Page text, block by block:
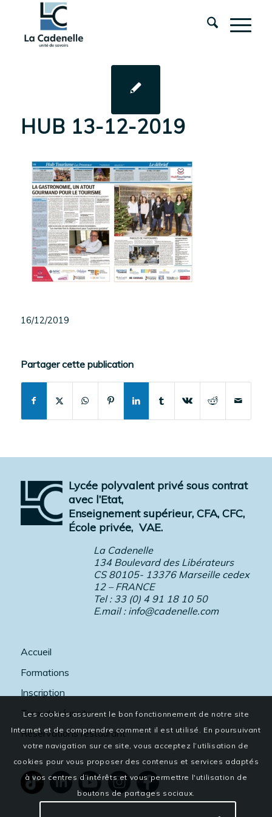
HUB 13-12-2019
16/12/2019
Partager cette publication
Lycée polyvalent privé sous contrat
avec l’Etat,
Enseignement supérieur, CFA, CFC,
École privée, VAE.
La Cadenelle
134 Boulevard des Libérateurs
CS 80105- 13376 Marseille cedex
12 – FRANCE
Tel : 33 (0) 4 91 18 10 50
E.mail : info@cadenelle.com
Accueil
Formations
Inscription
Taux de réussite
Réservations restaurant
Les cookies assurent le bon fonctionnement de notre site
Internet et de comprendre comment il est utilisé. En poursuivant
votre navigation sur ce site, vous acceptez l’utilisation de
cookies pour vous proposer des contenus et services adaptés
à vos centres d’intérêts et vous permettre l'utilisation de
boutons de partages sociaux.